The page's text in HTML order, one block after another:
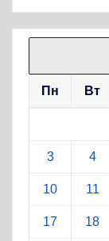
Пн Вт
3 4
10 11
17 18